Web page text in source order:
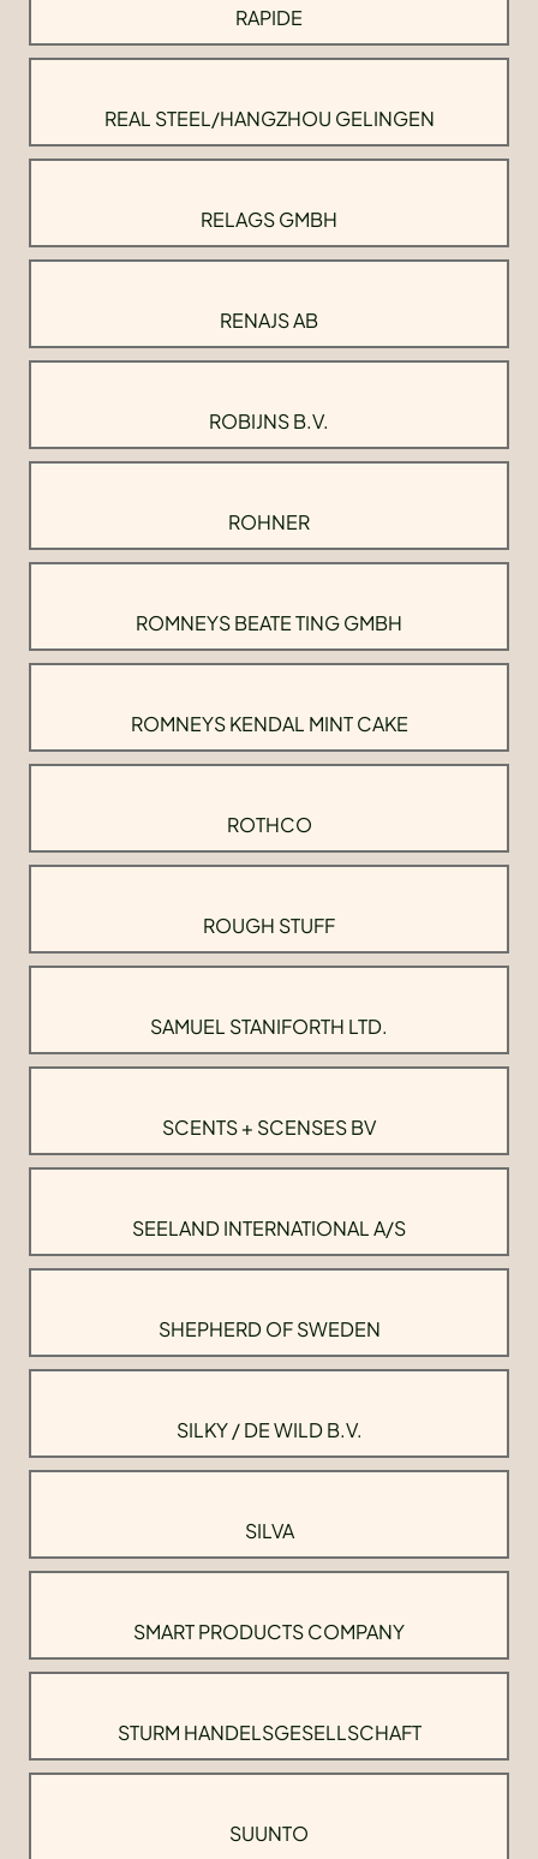
RAPIDE
REAL STEEL/HANGZHOU GELINGEN
RELAGS GMBH
RENAJS AB
ROBIJNS B.V.
ROHNER
ROMNEYS BEATE TING GMBH
ROMNEYS KENDAL MINT CAKE
ROTHCO
ROUGH STUFF
SAMUEL STANIFORTH LTD.
SCENTS + SCENSES BV
SEELAND INTERNATIONAL A/S
SHEPHERD OF SWEDEN
SILKY / DE WILD B.V.
SILVA
SMART PRODUCTS COMPANY
STURM HANDELSGESELLSCHAFT
SUUNTO